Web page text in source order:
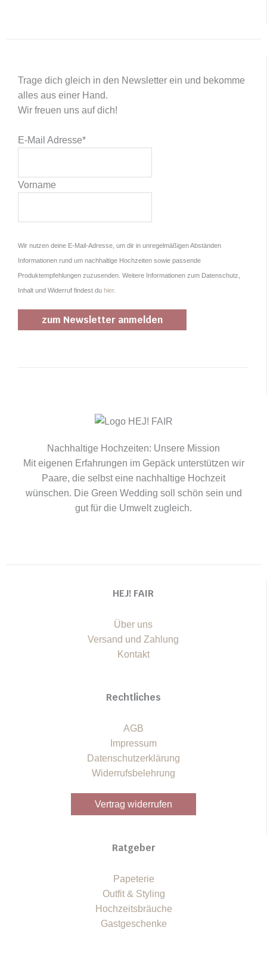
Trage dich gleich in den Newsletter ein und bekomme
alles aus einer Hand.
Wir freuen uns auf dich!
E-Mail Adresse*
Vorname
Wir nutzen deine E-Mail-Adresse, um dir in unregelmäßigen Abständen
Informationen rund um nachhaltige Hochzeiten sowie passende
Produktempfehlungen zuzusenden. Weitere Informationen zum Datenschutz,
Inhalt und Widerruf findest du hier.
Nachhaltige Hochzeiten: Unsere Mission
Mit eigenen Erfahrungen im Gepäck unterstützen wir
Paare, die selbst eine nachhaltige Hochzeit
wünschen. Die Green Wedding soll schön sein und
gut für die Umwelt zugleich.
HEJ! FAIR
Über uns
Versand und Zahlung
Kontakt
Rechtliches
AGB
Impressum
Datenschutzerklärung
Widerrufsbelehrung
Vertrag widerrufen
Ratgeber
Papeterie
Outfit & Styling
Hochzeitsbräuche
Gastgeschenke